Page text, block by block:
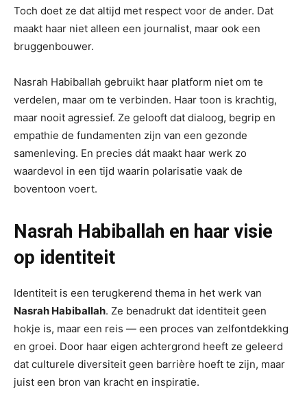
Toch doet ze dat altijd met respect voor de ander. Dat
maakt haar niet alleen een journalist, maar ook een
bruggenbouwer.
Nasrah Habiballah gebruikt haar platform niet om te
verdelen, maar om te verbinden. Haar toon is krachtig,
maar nooit agressief. Ze gelooft dat dialoog, begrip en
empathie de fundamenten zijn van een gezonde
samenleving. En precies dát maakt haar werk zo
waardevol in een tijd waarin polarisatie vaak de
boventoon voert.
Nasrah Habiballah en haar visie
op identiteit
Identiteit is een terugkerend thema in het werk van
Nasrah Habiballah. Ze benadrukt dat identiteit geen
hokje is, maar een reis — een proces van zelfontdekking
en groei. Door haar eigen achtergrond heeft ze geleerd
dat culturele diversiteit geen barrière hoeft te zijn, maar
juist een bron van kracht en inspiratie.